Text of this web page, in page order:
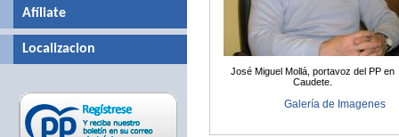
José Miguel Mollá, portavoz del PP en
Caudete.
Galería de Imagenes
Afíliate
Localizacion